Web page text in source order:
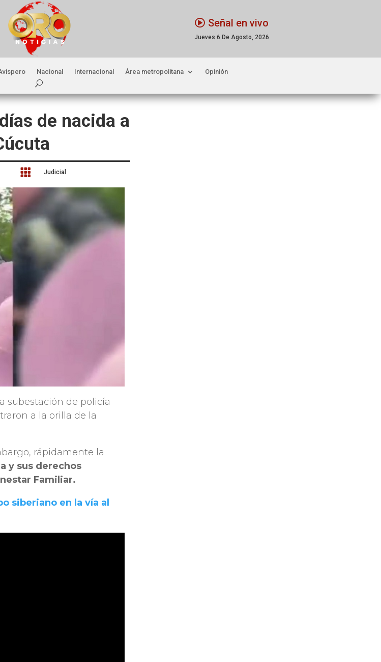
Señal en vivo
Jueves 6 De Agosto, 2026
Nacional Internacional Área metropolitana Opinión
de nacida a
 Judicial
subestación de policía
a la orilla de la
rápidamente la
y sus derechos
Familiar.
siberiano en la vía al